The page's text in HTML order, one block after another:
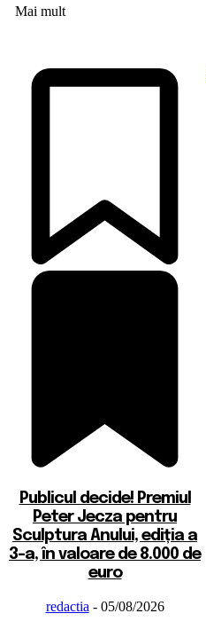
Mai mult
Publicul decide! Premiul
Peter Jecza pentru
Sculptura Anului, ediția a
3-a, în valoare de 8.000 de
euro
redactia - 05/08/2026